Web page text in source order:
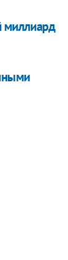
миллиард